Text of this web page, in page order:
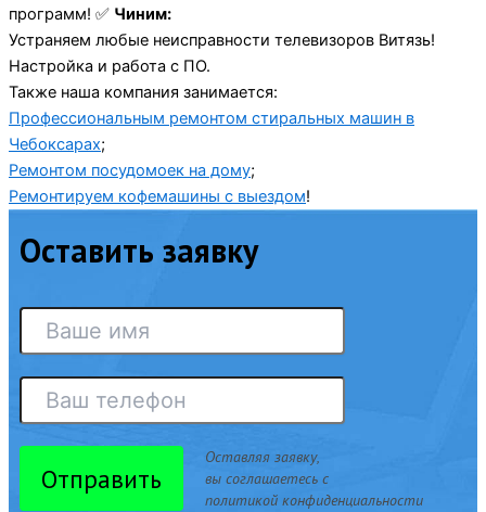
программ! ✅ Чиним:
Устраняем любые неисправности телевизоров Витязь!
Настройка и работа с ПО.
Также наша компания занимается:
Профессиональным ремонтом стиральных машин в
Чебоксарах;
Ремонтом посудомоек на дому;
Ремонтируем кофемашины с выездом!
Оставить заявку
Отправить
Оставляя заявку,
вы соглашаетесь с
политикой конфиденциальности